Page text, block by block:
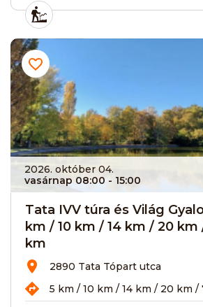
2026. október 04.
vasárnap 08:00 - 15:00
Tata IVV túra és Világ
km / 10 km / 14 km / 20 km
km
2890 Tata Tópart utca
5 km / 10 km / 14 km / 20 km /